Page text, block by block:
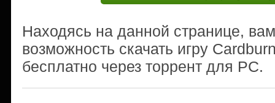
Находясь на данной странице,
возможность скачать игру
бесплатно через торрент для PC.